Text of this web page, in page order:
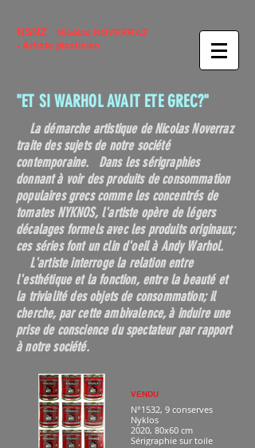
NSNZ
Nicolas NOVERRAZ
- Artiste plasticien
"ET SI WARHOL AVAIT ETE GREC?"
La démarche artistique de Nicolas Noverraz
traite des sujets de notre société
contemporaine. Dans les sérigraphies
donnant à voir des produits de consommation
populaires grecs comme les concentrés de
tomates NYKNOS, l'artiste opère de légers
décalages formels avec les produits originaux;
ces séries font un clin d'oeil à Andy Warhol.
L'artiste interroge la relation entre
l'esthétique et la fonction, entre la beauté et
la trivialité des objets de consommation; il
cherche, par cette ambivalence, à induire une
prise de conscience du spectateur par rapport
à notre société.
VENDU
N°1532, 9 conserves
Nyklos
2020, 80x60 cm
Sérigraphie sur toile